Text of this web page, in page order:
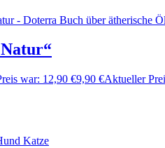
war: 12,90 €9,90 €Aktueller